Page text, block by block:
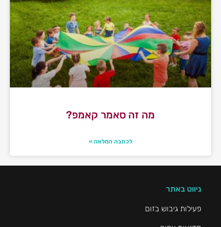
מה זה סאמר קאמפ?
לכתבה המלאה »
ניווט באתר
פעילות גיבוש בזום